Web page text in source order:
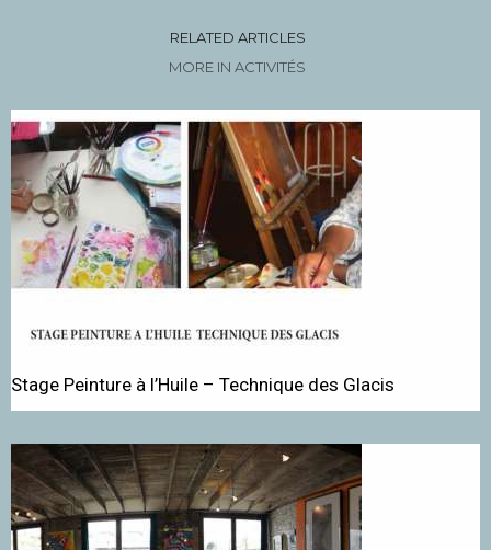
RELATED ARTICLES
MORE IN ACTIVITÉS
Stage Peinture à l’Huile – Technique des Glacis